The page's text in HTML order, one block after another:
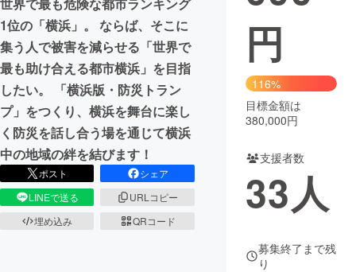
まちづくり・地域活性化
CAMPFIRE for Social Good
CAMPFIRE Creation
CAMPFIREふるさと納税
コミュニティ
1位の「横浜」。 ならば、そこに
集う人で被害を減らせる「世界で
最も助け合える都市横浜」を目指
したい。 「横浜版・防災トラン
プ」をつくり、横浜を舞台に楽し
く防災を話し合う場を通じて横浜
中の地域の絆を結びます！
ポスト
シェア
LINEで送る
URLコピー
埋め込み
QRコード
円
116%
目標金額は
380,000円
支援者数
33人
募集終了まで残
り